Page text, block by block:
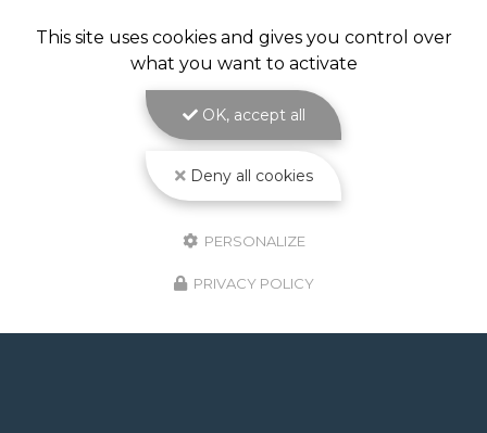
This site uses cookies and gives you control over
what you want to activate
OK, accept all
Deny all cookies
PERSONALIZE
PRIVACY POLICY